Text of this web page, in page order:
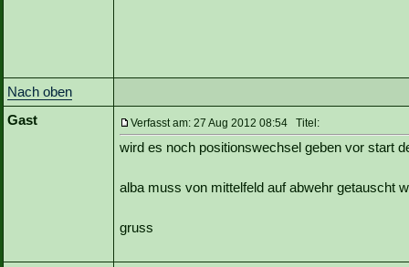
Nach oben
Gast
Verfasst am: 27 Aug 2012 08:54 Titel:
wird es noch positionswechsel geben vor start
alba muss von mittelfeld auf abwehr getauscht
gruss